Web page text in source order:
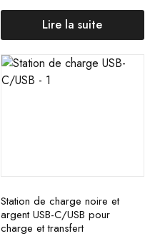
Lire la suite
Station de charge noire et
argent USB-C/USB pour
charge et transfert